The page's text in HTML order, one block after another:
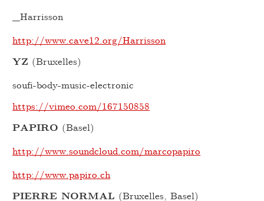
_Harrisson
http://www.cave12.org/Harrisson
YZ (Bruxelles)
soufi-body-music-electronic
https://vimeo.com/167150858
PAPIRO (Basel)
http://www.soundcloud.com/marcopapiro
http://www.papiro.ch
PIERRE NORMAL (Bruxelles, Basel)